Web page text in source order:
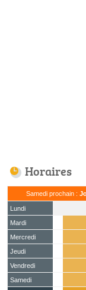
Horaires
Samedi prochain :
Lundi
Mardi
Mercredi
Jeudi
Vendredi
Samedi